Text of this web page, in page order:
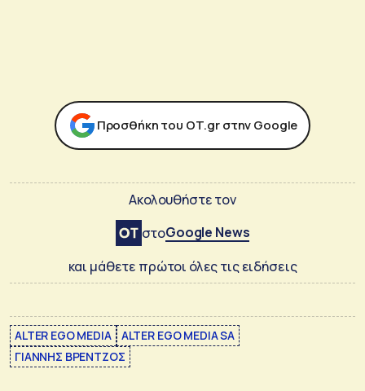
Προσθήκη του ΟΤ.gr στην Google
Ακολουθήστε τον
στοGoogle News
και μάθετε πρώτοι όλες τις ειδήσεις
ALTER EGO MEDIA
ALTER EGO MEDIA SA
ΓΙΑΝΝΗΣ ΒΡΕΝΤΖΟΣ